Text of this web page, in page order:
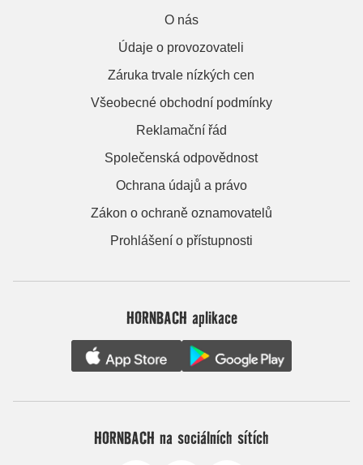
O nás
Údaje o provozovateli
Záruka trvale nízkých cen
Všeobecné obchodní podmínky
Reklamační řád
Společenská odpovědnost
Ochrana údajů a právo
Zákon o ochraně oznamovatelů
Prohlášení o přístupnosti
HORNBACH aplikace
HORNBACH na sociálních sítích